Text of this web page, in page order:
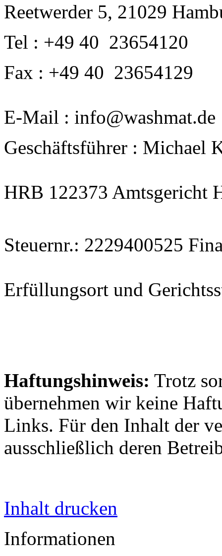
Reetwerder 5, 21029
Tel : +49 40 23654120
Fax : +49 40 23654129
E-Mail : info@washmat.de
Geschäftsführer : Michael
HRB 122373 Amtsgericht
Steuernr.: 2229400525
Erfüllungsort und
Haftungshinweis: Trotz
übernehmen wir keine
Links. Für den Inhalt der
ausschließlich deren
Inhalt drucken
Informationen